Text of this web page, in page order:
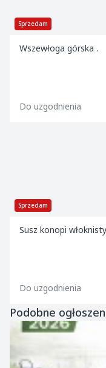
Sprzedam
Wszewłoga górska .
Do uzgodnienia
Sprzedam
Do uzgodnienia
Podobne